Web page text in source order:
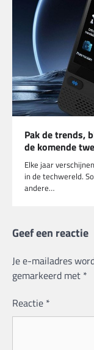
Pak de trends,
de komende
Elke jaar
in de techwereld.
andere…
Geef een reactie
Je e-mailadres
gemarkeerd met *
Reactie *